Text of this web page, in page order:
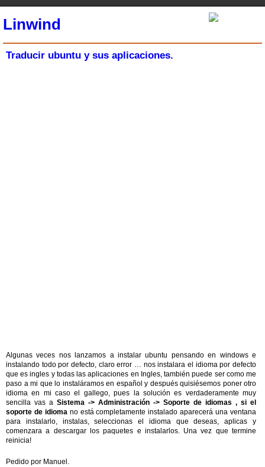
Linwind
Traducir ubuntu y sus aplicaciones.
Algunas veces nos lanzamos a instalar ubuntu pensando en windows e
instalando todo por defecto, claro error … nos instalara el idioma por defecto
que es ingles y todas las aplicaciones en Ingles, también puede ser como me
paso a mi que lo instaláramos en español y después quisiésemos poner otro
idioma en mi caso el gallego, pues la solución es verdaderamente muy
sencilla vas a Sistema -> Administración -> Soporte de idiomas , si el
soporte de idiomano está completamente instalado aparecerá una ventana
para instalarlo, instalas, seleccionas el idioma que deseas, aplicas y
comenzara a descargar los paquetes e instalarlos. Una vez que termine
reinicia!
Pedido por Manuel.